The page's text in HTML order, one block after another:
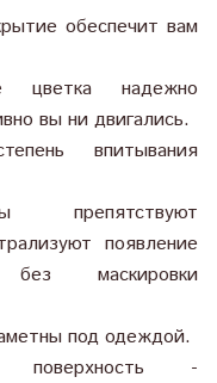
обеспечит вам
цветка надежно
вы ни двигались.
впитывания
препятствуют
появление
без маскировки
под одеждой.
поверхность -